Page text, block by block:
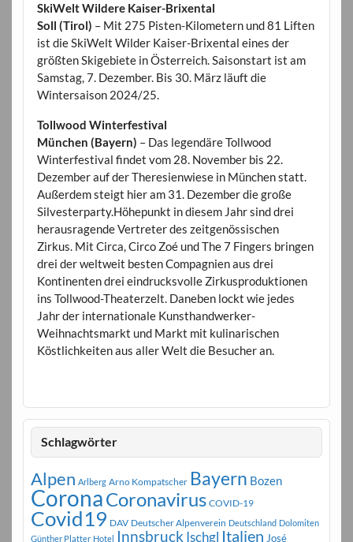
SkiWelt Wildere Kaiser-Brixental
Soll (Tirol) – Mit 275 Pisten-Kilometern und 81 Liften
ist die SkiWelt Wilder Kaiser-Brixental eines der
größten Skigebiete in Österreich. Saisonstart ist am
Samstag, 7. Dezember. Bis 30. März läuft die
Wintersaison 2024/25.
Tollwood Winterfestival
München (Bayern) – Das legendäre Tollwood
Winterfestival findet vom 28. November bis 22.
Dezember auf der Theresienwiese in München statt.
Außerdem steigt hier am 31. Dezember die große
Silvesterparty.Höhepunkt in diesem Jahr sind drei
herausragende Vertreter des zeitgenössischen
Zirkus. Mit Circa, Circo Zoé und The 7 Fingers bringen
drei der weltweit besten Compagnien aus drei
Kontinenten drei eindrucksvolle Zirkusproduktionen
ins Tollwood-Theaterzelt. Daneben lockt wie jedes
Jahr der internationale Kunsthandwerker-
Weihnachtsmarkt und Markt mit kulinarischen
Köstlichkeiten aus aller Welt die Besucher an.
Schlagwörter
Alpen Arlberg Arno Kompatscher Bayern Bozen
CoronaCoronavirus COVID-19
Covid19 DAV Deutscher Alpenverein Deutschland Dolomiten
Günther Platter Hotel Innsbruck Ischgl Italien José